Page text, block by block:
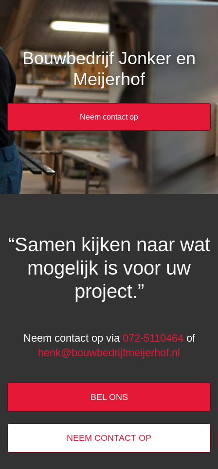
Bouwbedrijf Jonker en
Meijerhof
Neem contact op
“Samen kijken naar wat
mogelijk is voor uw
project.”
Neem contact op via 072-5110464of
henk@bouwbedrijfmeijerhof.nl
BEL ONS
NEEM CONTACT OP